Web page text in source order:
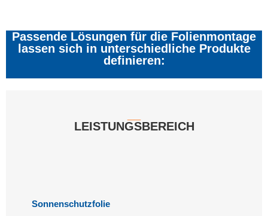
Passende Lösungen für die Folienmontage
lassen sich in unterschiedliche Produkte
definieren:
LEISTUNGS­BEREICH
Sonnenschutzfolie